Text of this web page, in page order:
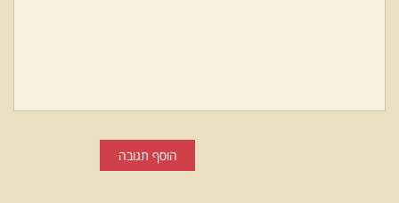
הוסף תגובה